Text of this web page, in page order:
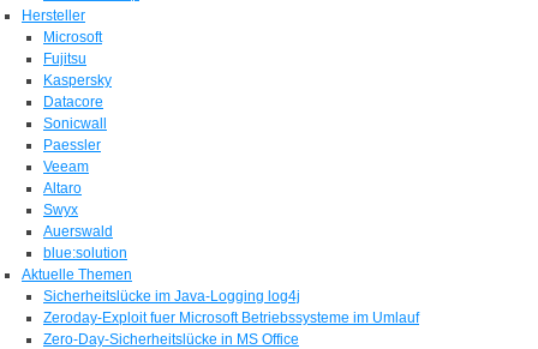
Hersteller
Microsoft
Fujitsu
Kaspersky
Datacore
Sonicwall
Paessler
Veeam
Altaro
Swyx
Auerswald
blue:solution
Aktuelle Themen
Sicherheitslücke im Java-Logging log4j
Zeroday-Exploit fuer Microsoft Betriebssysteme im Umlauf
Zero-Day-Sicherheitslücke in MS Office